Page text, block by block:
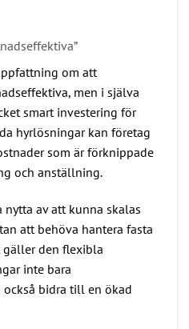
om att
men i själva
smart investering för
hyrlösningar kan företag
som är förknippade
och anställning.
nytta av att kunna skalas
att behöva hantera fasta
gäller den flexibla
inte bara
bidra till en ökad